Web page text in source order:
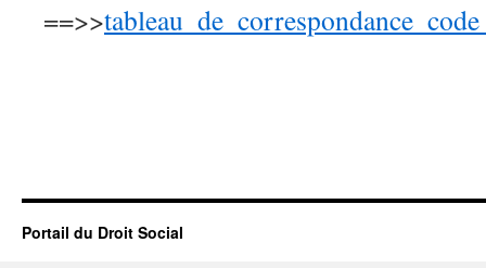
==>>
Portail du Droit Social